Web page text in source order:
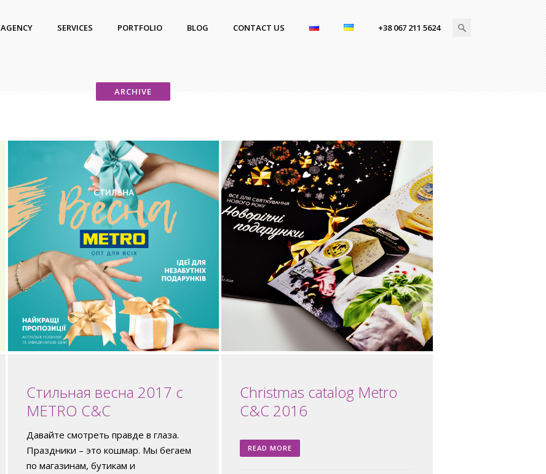
AGENCY SERVICES PORTFOLIO BLOG CONTACT US +38 067 211 5624
ARCHIVE
Стильная весна 2017 с
METRO C&C
Давайте смотреть правде в глаза.
Праздники – это кошмар. Мы бегаем
по магазинам, бутикам и
Christmas catalog Metro
C&C 2016
READ MORE